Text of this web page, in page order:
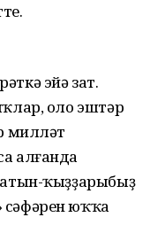
эйә зат.
оло эштәр
милләт
алғанда
ҡыҙҙарыбыҙ
сәфәрен юҡҡа